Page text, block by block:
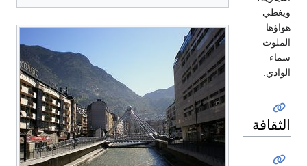
ويغطي
هواؤها
الملوث
سماء
الوادي.
الثقافة